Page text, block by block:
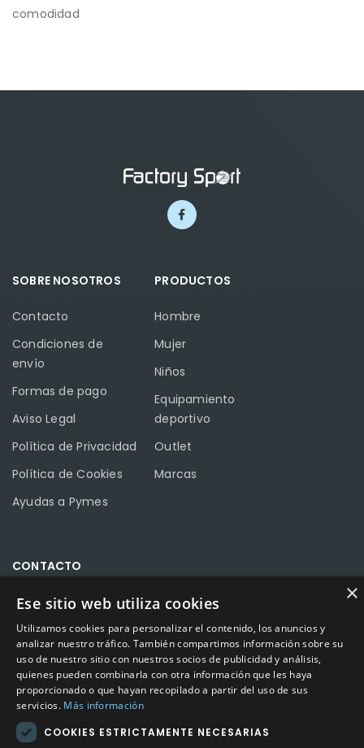
comodidad
SOBRE NOSOTROS
Contacto
Condiciones de
envío
Formas de pago
Aviso Legal
Política de Privacidad
Política de Cookies
Ayudas a Pymes
PRODUCTOS
Hombre
Mujer
Niños
Equipamiento
deportivo
Outlet
Marcas
CONTACTO
Calle Méndez Núñez nº3 – Fuente Palmera 14120 Córdoba
Teléfono 957 04 96 57
Emailinfo@factory-sport.es
HORARIO COMERCIAL
Lunes a viernes
×
Ese sitio web utiliza cookies
Utilizamos cookies para personalizar el contenido, los anuncios y
analizar nuestro tráfico. También compartimos información sobre su
uso de nuestro sitio con nuestros socios de publicidad y análisis,
quienes pueden combinarla con otra información que les haya
proporcionado o que hayan recopilado a partir del uso de sus
servicios. Más información
COOKIES ESTRICTAMENTE NECESARIAS